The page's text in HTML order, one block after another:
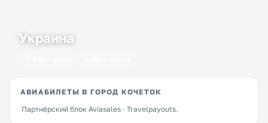
Украина
АВИАБИЛЕТЫ В ГОРОД КОЧЕТОК
Партнёрский блок Aviasales · Travelpayouts.